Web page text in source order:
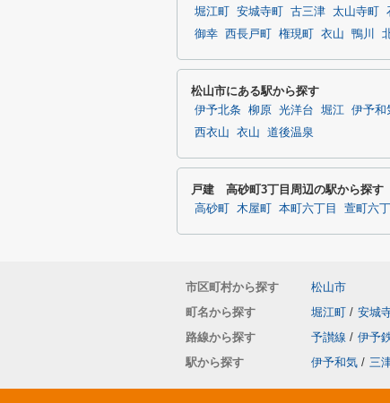
堀江町 安城寺町 古三津 太山寺町
御幸
西長戸町 権現町 衣山 鴨川
松山市にある駅から探す
伊予北条 柳原 光洋台 堀江 伊予和
西衣山
衣山 道後温泉
戸建 高砂町3丁目周辺の駅から探す
高砂町 木屋町 本町六丁目 萱町六
市区町村から探す
松山市
町名から探す
堀江町 / 安城
路線から探す
予讃線 / 伊予
駅から探す
伊予和気 / 三